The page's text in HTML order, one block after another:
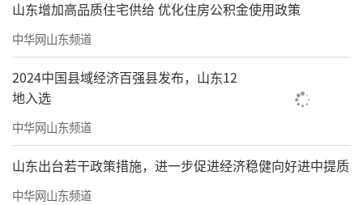
山东增加高品质住宅供给 优化住房公积金使用政策
中华网山东频道
2024中国县域经济百强县发布，山东12
地入选
中华网山东频道
山东出台若干政策措施，进一步促进经济稳健向好进中提质
中华网山东频道